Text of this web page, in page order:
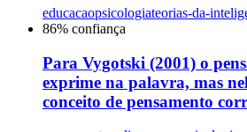
educacaopsicologiateorias-da-
86% confiança
Para Vygotski (2001) o
exprime na palavra, mas
conceito de pensamento